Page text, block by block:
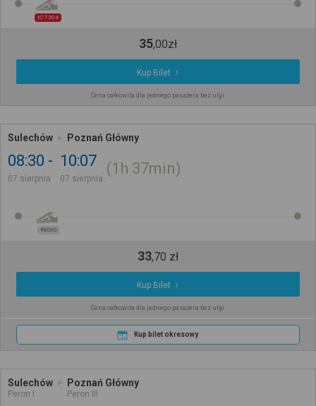
IC 7204
35,00zł
Kup Bilet
Cena całkowita dla jednego pasażera bez ulgi
Sulechów Poznań Główny
08:30
07 sierpnia
10:07
07 sierpnia
1h 37min
REGIO
33,70 zł
Kup Bilet
Cena całkowita dla jednego pasażera bez ulgi
Kup bilet okresowy
Sulechów
Peron I
Poznań Główny
Peron III